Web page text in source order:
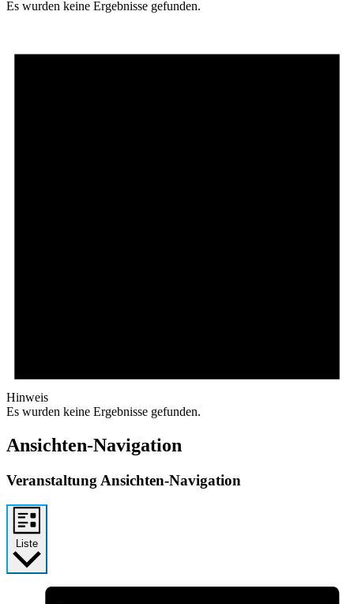
Es wurden keine Ergebnisse gefunden.
Hinweis
Es wurden keine Ergebnisse gefunden.
Ansichten-Navigation
Veranstaltung Ansichten-Navigation
Liste